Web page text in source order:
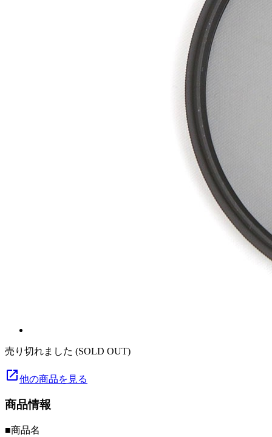
売り切れました (SOLD OUT)
launch他の商品を見る
商品情報
■商品名